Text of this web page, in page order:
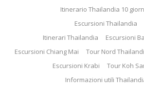
Itinerario Thailandia 10
Escursioni Thailandia
Itinerari Thailandia
Escursioni
Escursioni Chiang Mai
Tour Nord
Escursioni Krabi
Tour Koh
Informazioni utili